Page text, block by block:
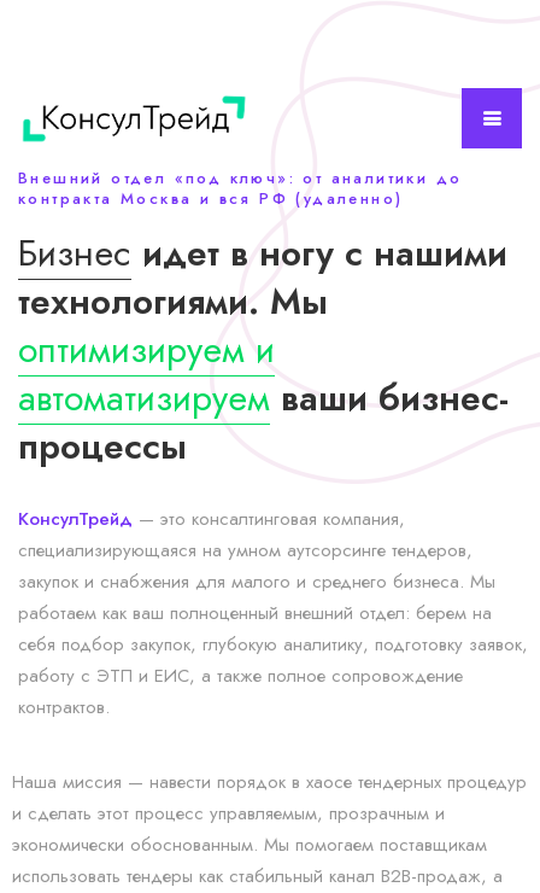
Внешний отдел «под ключ»: от аналитики до
контракта Москва и вся РФ (удаленно)
Бизнес идет в ногу с нашими
технологиями. Мы
оптимизируем и
автоматизируем ваши бизнес-
процессы
КонсулТрейд — это консалтинговая компания,
специализирующаяся на умном аутсорсинге тендеров,
закупок и снабжения для малого и среднего бизнеса. Мы
работаем как ваш полноценный внешний отдел: берем на
себя подбор закупок, глубокую аналитику, подготовку заявок,
работу с ЭТП и ЕИС, а также полное сопровождение
контрактов.
Наша миссия — навести порядок в хаосе тендерных процедур
и сделать этот процесс управляемым, прозрачным и
экономически обоснованным. Мы помогаем поставщикам
использовать тендеры как стабильный канал B2B-продаж, а